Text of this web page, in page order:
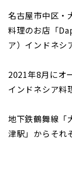
名古屋市中区・
料理のお店「
ア）インドネシ
2021年8月にオ
インドネシア料
地下鉄鶴舞線「
津駅」からそれ